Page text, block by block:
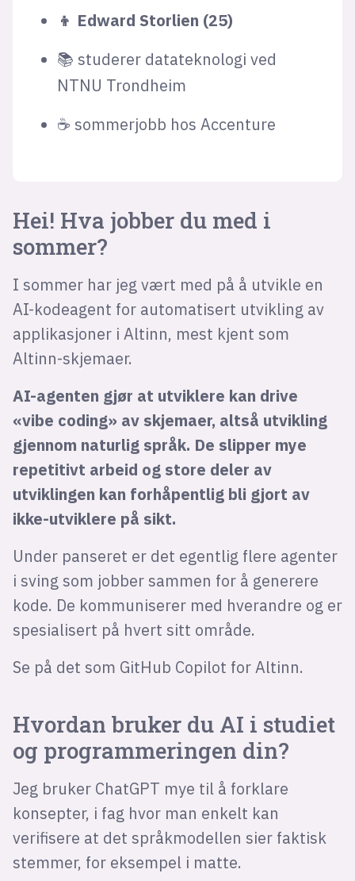
👦 Edward Storlien (25)
📚 studerer datateknologi ved
NTNU Trondheim
☕ sommerjobb hos Accenture
Hei! Hva jobber du med i
sommer?
I sommer har jeg vært med på å utvikle en
AI-kodeagent for automatisert utvikling av
applikasjoner i Altinn, mest kjent som
Altinn-skjemaer.
AI-agenten gjør at utviklere kan drive
«vibe coding» av skjemaer, altså utvikling
gjennom naturlig språk. De slipper mye
repetitivt arbeid og store deler av
utviklingen kan forhåpentlig bli gjort av
ikke-utviklere på sikt.
Under panseret er det egentlig flere agenter
i sving som jobber sammen for å generere
kode. De kommuniserer med hverandre og er
spesialisert på hvert sitt område.
Se på det som GitHub Copilot for Altinn.
Hvordan bruker du AI i studiet
og programmeringen din?
Jeg bruker ChatGPT mye til å forklare
konsepter, i fag hvor man enkelt kan
verifisere at det språkmodellen sier faktisk
stemmer, for eksempel i matte.